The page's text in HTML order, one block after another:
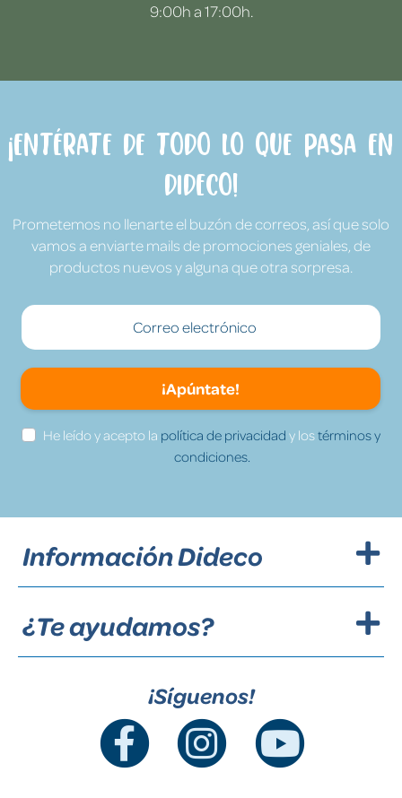
9:00h a 17:00h.
¡Entérate de todo lo que pasa en
Dideco!
Prometemos no llenarte el buzón de correos, así que solo
vamos a enviarte mails de promociones geniales, de
productos nuevos y alguna que otra sorpresa.
¡Apúntate!
He leído y acepto la política de privacidad y lostérminos y
condiciones.
Información Dideco
¿Te ayudamos?
¡Síguenos!